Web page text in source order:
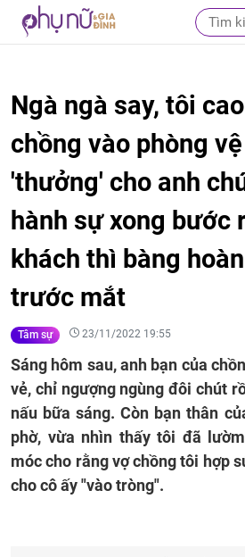
Ngà ngà say, tôi
chồng vào phòng
'thưởng' cho anh
hành sự xong bước
khách thì bàng
trước mắt
Tâm sự 23/11/2022 19:55
Sáng hôm sau, anh bạn của
vẻ, chỉ ngượng ngùng đôi chút
nấu bữa sáng. Còn bạn thân
phờ, vừa nhìn thấy tôi đã
móc cho rằng vợ chồng tôi hợp
cho cô ấy "vào tròng".